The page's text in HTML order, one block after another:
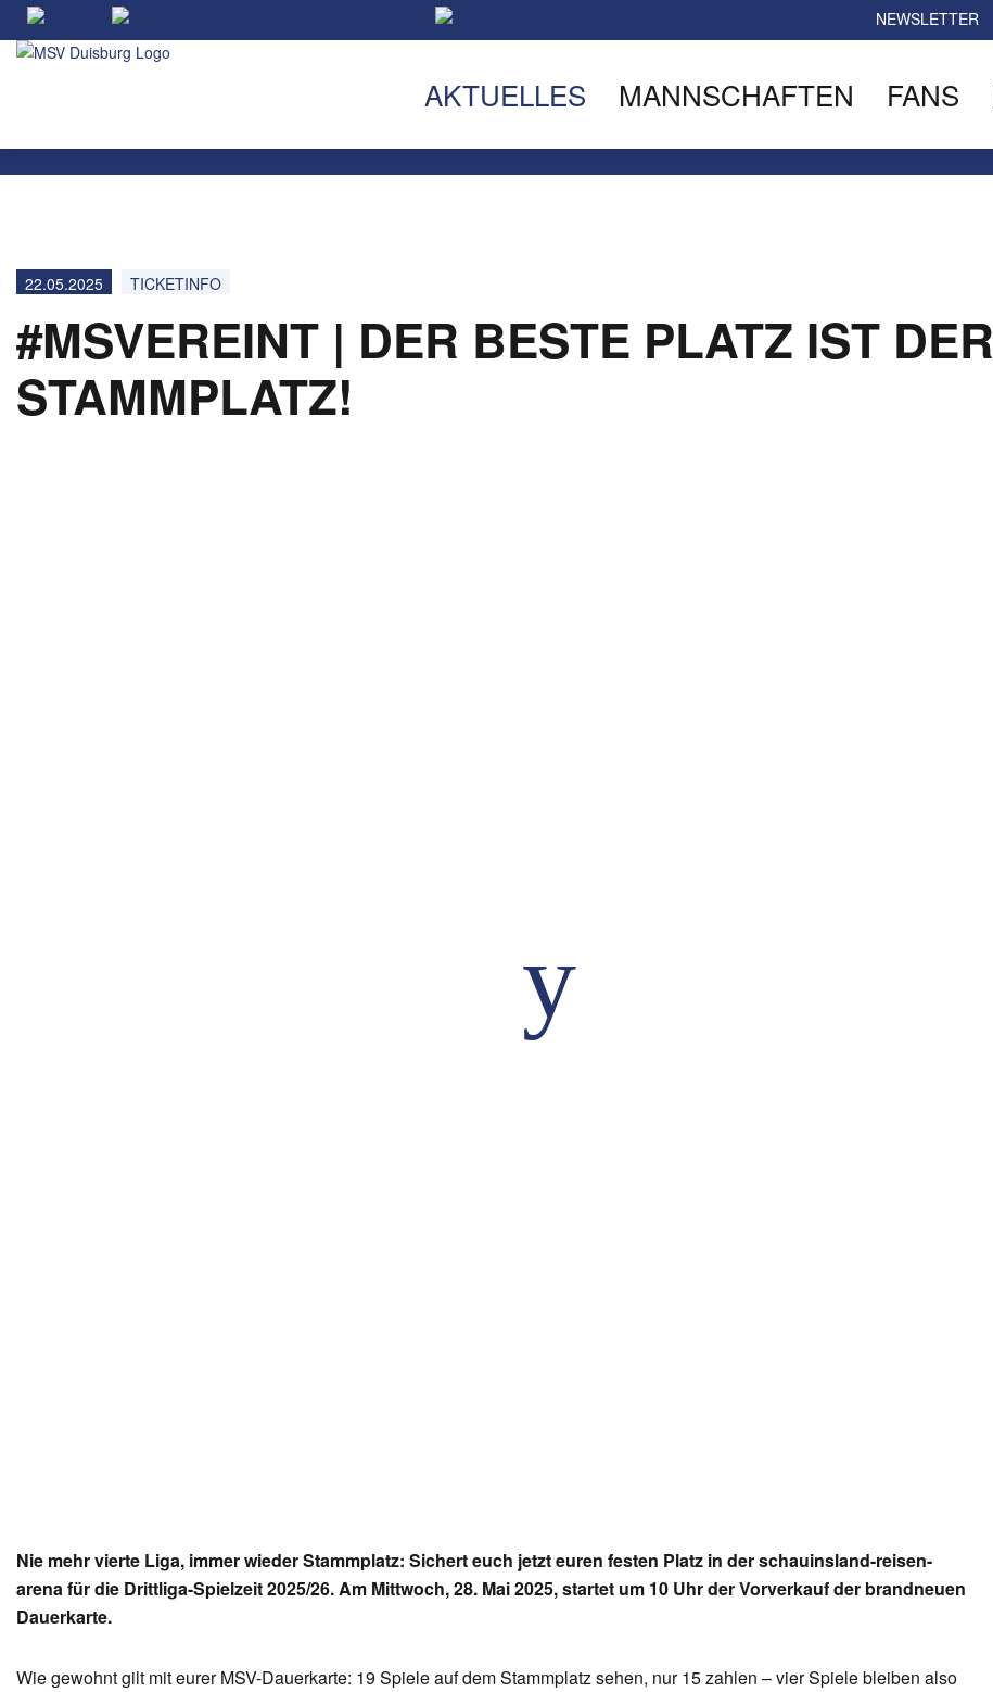
NEWSLETTER
AKTUELLES MANNSCHAFTEN FANS
22.05.2025 TICKETINFO
#MSVEREINT | DER BESTE PLATZ IST DER
STAMMPLATZ!
Nie mehr vierte Liga, immer wieder Stammplatz: Sichert euch jetzt euren festen Platz in der schauinsland-reisen-
arena für die Drittliga-Spielzeit 2025/26. Am Mittwoch, 28. Mai 2025, startet um 10 Uhr der Vorverkauf der brandneuen
Dauerkarte.
Wie gewohnt gilt mit eurer MSV-Dauerkarte: 19 Spiele auf dem Stammplatz sehen, nur 15 zahlen – vier Spiele bleiben also